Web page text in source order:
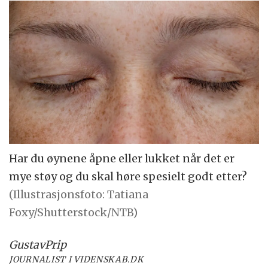
Har du øynene åpne eller lukket når det er
mye støy og du skal høre spesielt godt etter?
(Illustrasjonsfoto: Tatiana
Foxy/Shutterstock/NTB)
GustavPrip
JOURNALIST I VIDENSKAB.DK